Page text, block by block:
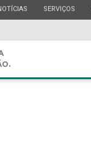
ESTADO
SERVIÇOS